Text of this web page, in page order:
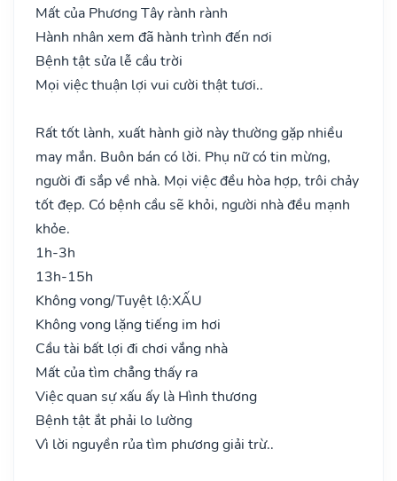
Mất của Phương Tây rành rành
Hành nhân xem đã hành trình đến nơi
Bệnh tật sửa lễ cầu trời
Mọi việc thuận lợi vui cười thật tươi..
Rất tốt lành, xuất hành giờ này thường gặp nhiều
may mắn. Buôn bán có lời. Phụ nữ có tin mừng,
người đi sắp về nhà. Mọi việc đều hòa hợp, trôi chảy
tốt đẹp. Có bệnh cầu sẽ khỏi, người nhà đều mạnh
khỏe.
1h-3h
13h-15h
Không vong/Tuyệt lộ:XẤU
Không vong lặng tiếng im hơi
Cầu tài bất lợi đi chơi vắng nhà
Mất của tìm chẳng thấy ra
Việc quan sự xấu ấy là Hình thương
Bệnh tật ắt phải lo lường
Vì lời nguyền rủa tìm phương giải trừ..